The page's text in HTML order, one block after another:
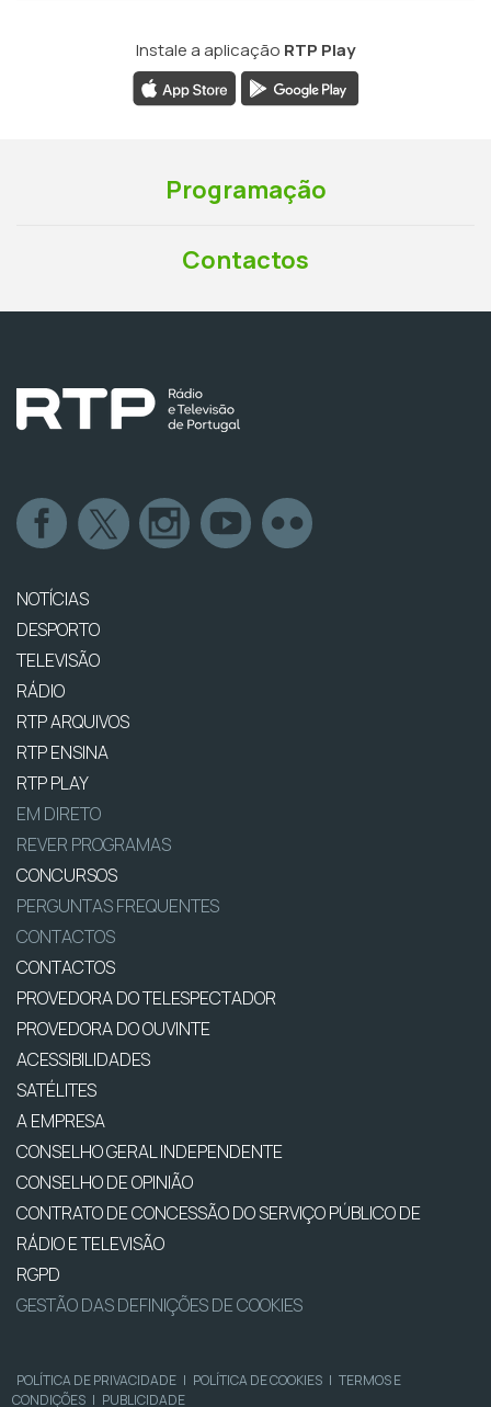
Instale a aplicação RTP Play
Programação
Contactos
NOTÍCIAS
DESPORTO
TELEVISÃO
RÁDIO
RTP ARQUIVOS
RTP ENSINA
RTP PLAY
EM DIRETO
REVER PROGRAMAS
CONCURSOS
PERGUNTAS FREQUENTES
CONTACTOS
CONTACTOS
PROVEDORA DO TELESPECTADOR
PROVEDORA DO OUVINTE
ACESSIBILIDADES
SATÉLITES
A EMPRESA
CONSELHO GERAL INDEPENDENTE
CONSELHO DE OPINIÃO
CONTRATO DE CONCESSÃO DO SERVIÇO PÚBLICO DE
RÁDIO E TELEVISÃO
RGPD
GESTÃO DAS DEFINIÇÕES DE COOKIES
POLÍTICA DE PRIVACIDADE | POLÍTICA DE COOKIES | TERMOS E
CONDIÇÕES | PUBLICIDADE